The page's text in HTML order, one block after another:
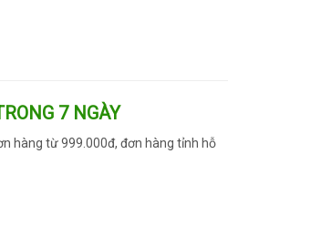
7 NGÀY
hàng từ 999.000đ, đơn hàng tỉnh hỗ